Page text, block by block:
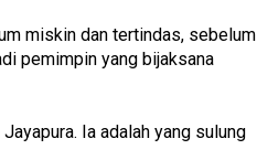
miskin dan tertindas, sebelum
pemimpin yang bijaksana
Ia adalah yang sulung